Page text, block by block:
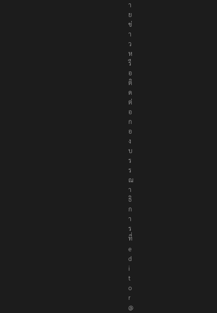
า
ย
ข่
า
ว
ห
รื
อ
ติ
ด
ต่
อ
ก
อ
ง
บ
ร
ร
ณ
า
ธิ
ก
า
ร
ที่
e
d
i
t
o
r
@